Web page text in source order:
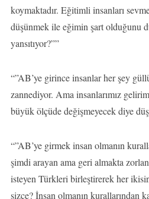
koymaktadır. Eğitimli insanları
düşünmek ile eğimin şart olduğunu
yansıtıyor?””
“”AB’ye girince insanlar her şey
zannediyor. Ama insanlarımız
büyük ölçüde değişmeyecek diye
“”AB’ye girmek insan olmanın
şimdi arayan ama geri almakta
isteyen Türkleri birleştirerek her
sizce? İnsan olmanın kurallarından